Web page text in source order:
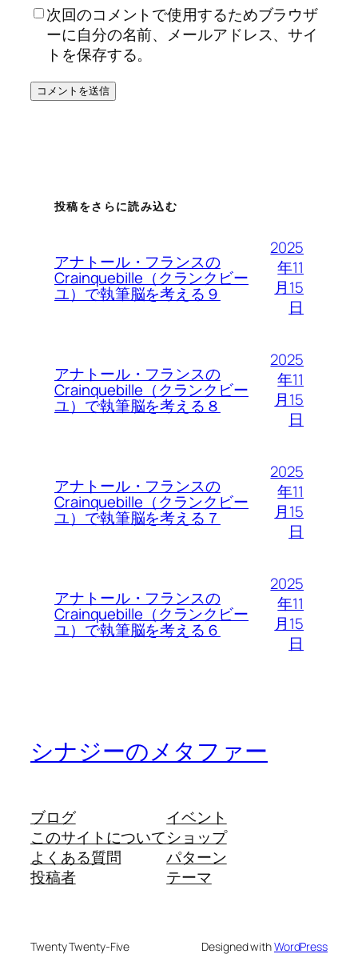
次回のコメントで使用するためブラウザ
ーに自分の名前、メールアドレス、サイ
トを保存する。
投稿をさらに読み込む
アナトール・フランスの
Crainquebille（クランクビー
ユ）で執筆脳を考える９
2025
年11
月15
日
アナトール・フランスの
Crainquebille（クランクビー
ユ）で執筆脳を考える８
2025
年11
月15
日
アナトール・フランスの
Crainquebille（クランクビー
ユ）で執筆脳を考える７
2025
年11
月15
日
アナトール・フランスの
Crainquebille（クランクビー
ユ）で執筆脳を考える６
2025
年11
月15
日
シナジーのメタファー
ブログ
このサイトについて
よくある質問
投稿者
イベント
ショップ
パターン
テーマ
Twenty Twenty-Five Designed withWordPress